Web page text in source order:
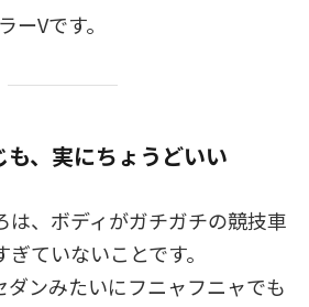
ーVです。
、実にちょうどいい
は、ボディがガチガチの競技車
ていないことです。
ダンみたいにフニャフニャでも